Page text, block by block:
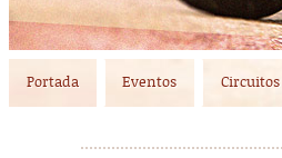
Skip to primary content
Skip to secondary content
Portada Eventos Circuitos